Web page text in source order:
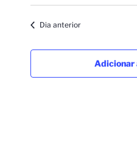
Dia anterior
Adicionar